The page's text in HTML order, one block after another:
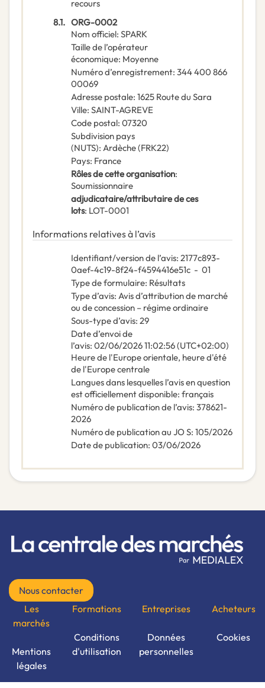
recours
8.1. ORG-0002
Nom officiel: SPARK
Taille de l’opérateur
économique: Moyenne
Numéro d’enregistrement: 344 400 866
00069
Adresse postale: 1625 Route du Sara
Ville: SAINT-AGREVE
Code postal: 07320
Subdivision pays
(NUTS): Ardèche(FRK22)
Pays: France
Rôles de cette organisation:
Soumissionnaire
adjudicataire/attributaire de ces
lots: LOT-0001
Informations relatives à l’avis
Identifiant/version de l’avis: 2177c893-
0aef-4c19-8f24-f4594416e51c - 01
Type de formulaire: Résultats
Type d’avis: Avis d’attribution de marché
ou de concession – régime ordinaire
Sous-type d’avis: 29
Date d’envoi de
l’avis: 02/06/202611:02:56 (UTC+02:00)
Heure de l'Europe orientale, heure d'été
de l'Europe centrale
Langues dans lesquelles l’avis en question
est officiellement disponible: français
Numéro de publication de l’avis: 378621-
2026
Numéro de publication au JO S: 105/2026
Date de publication: 03/06/2026
Nous contacter
Les
marchés
Mentions
légales
Formations
Conditions
d'utilisation
Entreprises
Données
personnelles
Acheteurs
Cookies